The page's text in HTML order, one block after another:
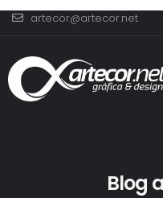
artecor@artecor.net
Blog